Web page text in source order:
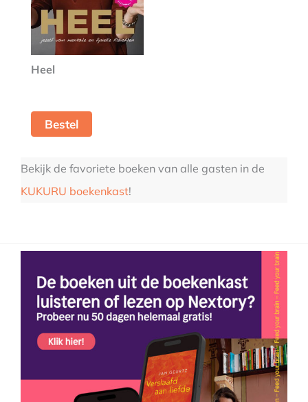
Heel
Bestel
Bekijk de favoriete boeken van alle gasten in de
KUKURU boekenkast!